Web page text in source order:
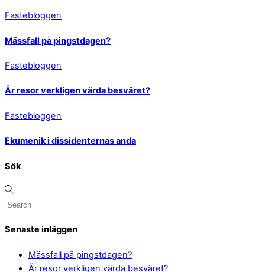
Fastebloggen
Mässfall på pingstdagen?
Fastebloggen
Är resor verkligen värda besväret?
Fastebloggen
Ekumenik i dissidenternas anda
Sök
Senaste inläggen
Mässfall på pingstdagen?
Är resor verkligen värda besväret?